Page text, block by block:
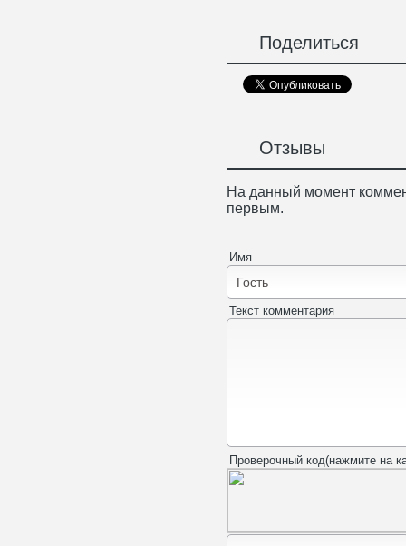
Поделиться
Отзывы
На данный момент
первым.
Имя
Текст комментария
Проверочный код(нажмите на